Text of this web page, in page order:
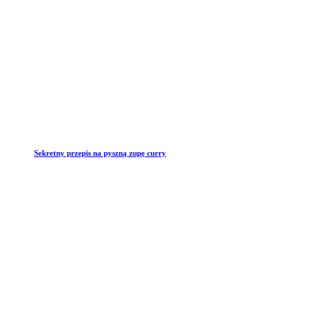
Sekretny przepis na pyszną zupę curry